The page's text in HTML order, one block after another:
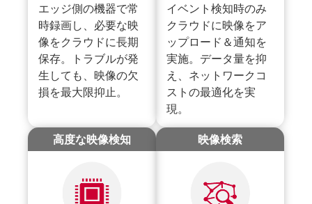
エッジ側の機器で常
時録画し、必要な映
像をクラウドに長期
保存。トラブルが発
生しても、映像の欠
損を最大限抑止。
イベント検知時のみ
クラウドに映像をア
ップロード＆通知を
実施。データ量を抑
え、ネットワークコ
ストの最適化を実
現。
高度な映像検知
映像検索